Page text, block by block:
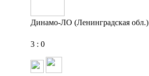
Динамо-ЛО (Ленинградская обл.)
3 : 0